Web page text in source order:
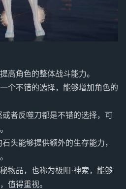
高角色的整体战斗能力。
个不错的选择，能够增加角色的
或者反噬刀都是不错的选择，可
头能够提供额外的生存能力，
物品，也称为极阳·神索，能够
值得重视。